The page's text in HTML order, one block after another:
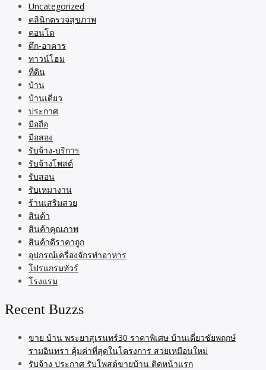
Uncategorized
คลินิกตรวจสุขภาพ
คอนโด
ตึก-อาคาร
ทาวน์โฮม
ที่ดิน
บ้าน
บ้านเดี่ยว
ประกาศ
มือถือ
มือสอง
รับจ้าง-บริการ
รับจ้างโพสต์
รับสอน
รับเหมางาน
ร้านเสริมสวย
สินค้า
สินค้าคุณภาพ
สินค้าดีราคาถูก
อุปกรณ์เครื่องจักรทำอาหาร
โปรแกรมทัวร์
โรงแรม
Recent Buzzs
ขาย บ้าน พระยาสุเรนทร์30 ราคาพิเศษ บ้านเดี่ยวชัยพฤกษ์
รามอินทรา คุ้มค่าที่สุดในโครงการ สวยเหมือนใหม่
รับจ้าง ประกาศ รับโพสต์ขายบ้าน ติดหน้าแรก